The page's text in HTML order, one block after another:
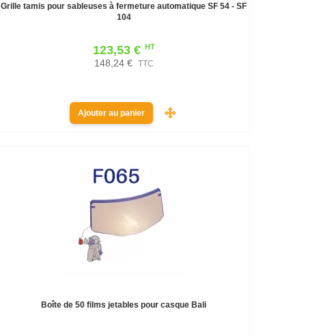
Grille tamis pour sableuses à fermeture automatique SF 54 - SF
104
123,53 € HT
148,24 € TTC
Ajouter au panier
Boîte de 50 films jetables pour casque Bali